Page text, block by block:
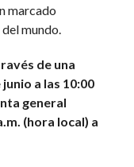
marcado
mundo.
de una
a las 10:00
general
(hora local) a